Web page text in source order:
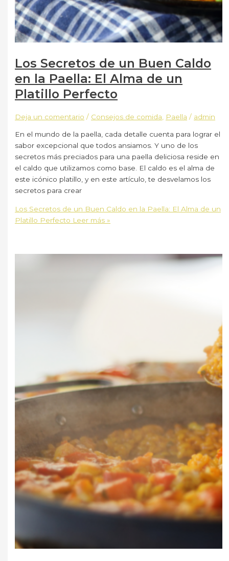
Los Secretos de un Buen Caldo
en la Paella: El Alma de un
Platillo Perfecto
Deja un comentario / Consejos de comida Paella / admin
En el mundo de la paella, cada detalle cuenta para lograr el
sabor excepcional que todos ansiamos. Y uno de los
secretos más preciados para una paella deliciosa reside en
el caldo que utilizamos como base. El caldo es el alma de
este icónico platillo, y en este artículo, te desvelamos los
secretos para crear
Los Secretos de un Buen Caldo en la Paella: El Alma de un
Platillo Perfecto Leer más »